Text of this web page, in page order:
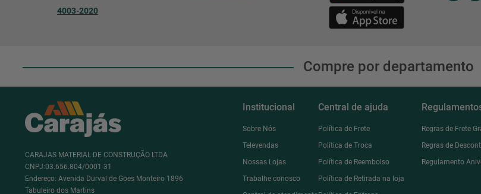
4003-2020
Compre por departamento
CARAJAS MATERIAL DE CONSTRUÇÃO LTDA
CNPJ:03.656.804/0001-31
Endereço: Avenida Durval de Goes Monteiro 1896
Tabuleiro dos Martins
Institucional
Sobre Nós
Televendas
Nossas Lojas
Trabalhe conosco
Central de ajuda
Política de Frete
Política de Troca
Política de Reembolso
Política de Retirada na loja
Regras de Frete
Regras de
Regulamento